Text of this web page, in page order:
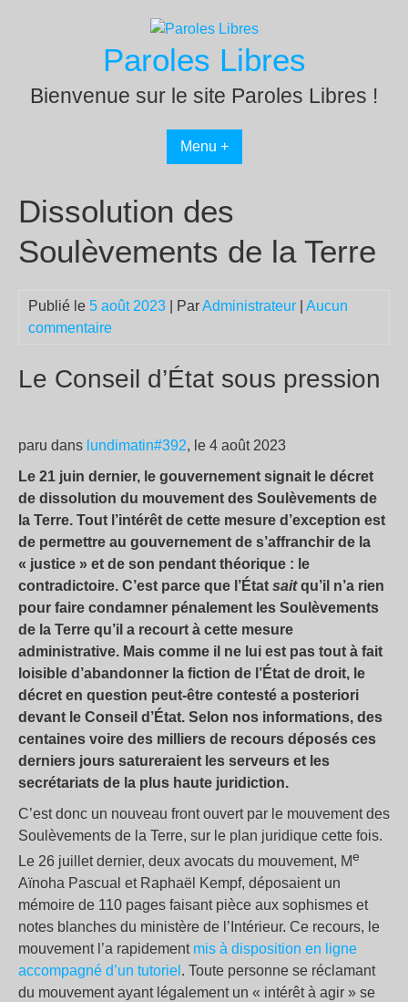
Paroles Libres
Bienvenue sur le site Paroles Libres !
Menu +
Dissolution des
Soulèvements de la Terre
Publié le 5 août 2023 | ParAdministrateur
Aucun
commentaire
Le Conseil d’État sous pression
paru dans lundimatin#392, le 4 août 2023
Le 21 juin dernier, le gouvernement signait le décret
de dissolution du mouvement des Soulèvements de
la Terre. Tout l’intérêt de cette mesure d’exception est
de permettre au gouvernement de s’affranchir de la
« justice » et de son pendant théorique : le
contradictoire. C’est parce que l’État saitqu’il n’a rien
pour faire condamner pénalement les Soulèvements
de la Terre qu’il a recourt à cette mesure
administrative. Mais comme il ne lui est pas tout à fait
loisible d’abandonner la fiction de l’État de droit, le
décret en question peut-être contesté a posteriori
devant le Conseil d’État. Selon nos informations, des
centaines voire des milliers de recours déposés ces
derniers jours satureraient les serveurs et les
secrétariats de la plus haute juridiction.
C’est donc un nouveau front ouvert par le mouvement des
Soulèvements de la Terre, sur le plan juridique cette fois.
Le 26 juillet dernier, deux avocats du mouvement, Me
Aïnoha Pascual et Raphaël Kempf, déposaient un
mémoire de 110 pages faisant pièce aux sophismes et
notes blanches du ministère de l’Intérieur. Ce recours, le
mouvement l’a rapidement mis à disposition en ligne
accompagné d’un tutoriel . Toute personne se réclamant
du mouvement ayant légalement un « intérêt à agir » se